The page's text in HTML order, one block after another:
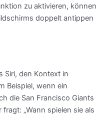
zu aktivieren, können
doppelt antippen
Siri, den Kontext in
Beispiel, wenn ein
die San Francisco Giants
„Wann spielen sie als